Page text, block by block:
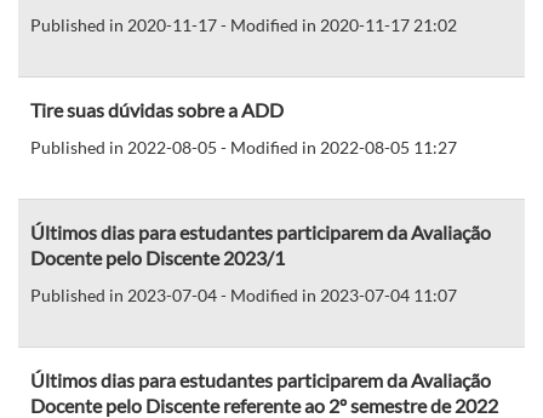
Published in 2020-11-17 - Modified in 2020-11-17 21:02
Tire suas dúvidas sobre a ADD
Published in 2022-08-05 - Modified in 2022-08-05 11:27
Últimos dias para estudantes participarem da Avaliação
Docente pelo Discente 2023/1
Published in 2023-07-04 - Modified in 2023-07-04 11:07
Últimos dias para estudantes participarem da Avaliação
Docente pelo Discente referente ao 2º semestre de 2022